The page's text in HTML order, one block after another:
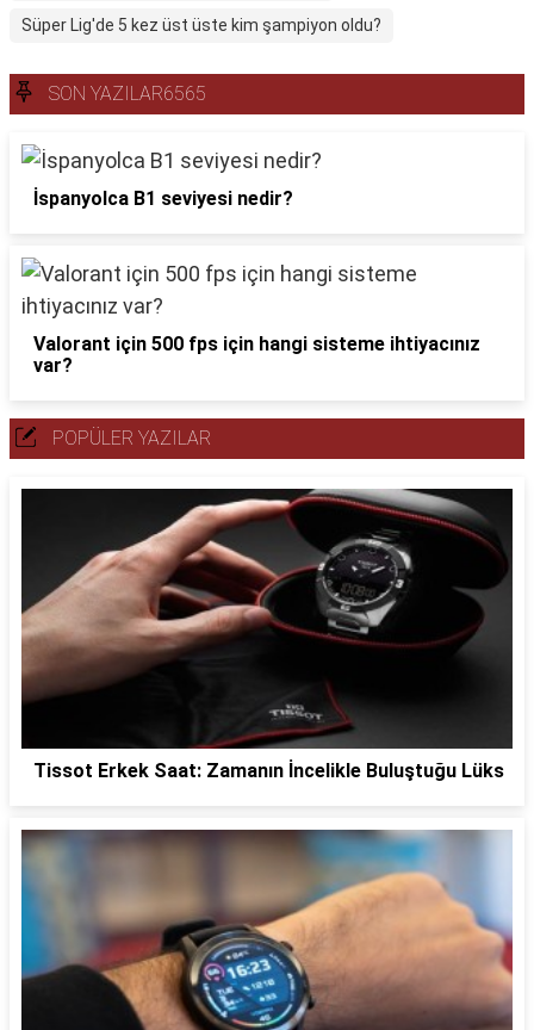
Süper Lig'de 5 kez üst üste kim şampiyon oldu?
SON YAZILAR6565
İspanyolca B1 seviyesi nedir?
Valorant için 500 fps için hangi sisteme ihtiyacınız
var?
POPÜLER YAZILAR
Tissot Erkek Saat: Zamanın İncelikle Buluştuğu Lüks